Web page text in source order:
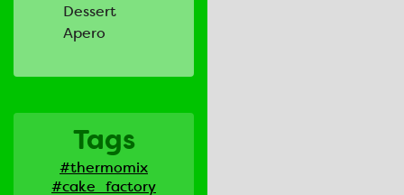
Dessert
Apero
Tags
#thermomix
#cake_factory